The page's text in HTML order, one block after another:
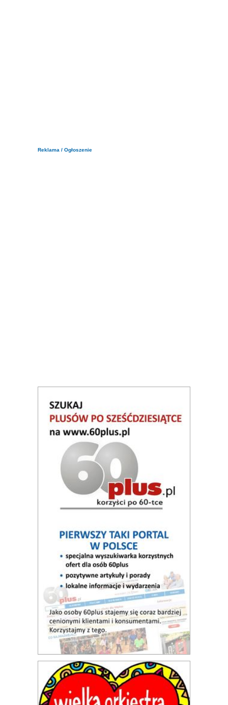
Reklama / Ogłoszenie